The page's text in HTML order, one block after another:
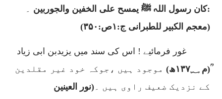
:کان رسول اللہ ﷺ یمسح علی الخفین والجوربین ۔
(معجم الکبیر للطبرانی ج: ۱ص: ۳۵۰)
غور فرمائیے ! اس کی سند میں یزیدبن ابی زیاد
ؒ(م۱۳۷؁ھ) موجود ہیں ،جوکہ خود غیر مقلدین
کے نزدیک ضعیف راوی ہیں ۔(نور العینین